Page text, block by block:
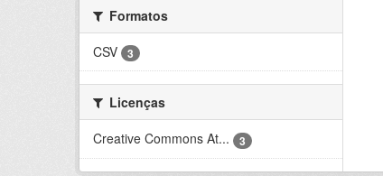
Formatos
CSV
3
Licenças
Creative Commons At...
3